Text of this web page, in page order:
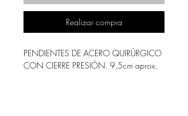
Realizar compra
PENDIENTES DE ACERO QUIRÚRGICO
CON CIERRE PRESIÓN. 9,5cm aprox.